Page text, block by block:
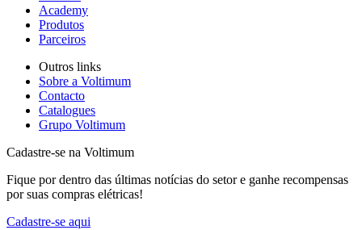
Academy
Produtos
Parceiros
Outros links
Sobre a Voltimum
Contacto
Catalogues
Grupo Voltimum
Cadastre-se na Voltimum
Fique por dentro das últimas notícias do setor e ganhe recompensas
por suas compras elétricas!
Cadastre-se aqui